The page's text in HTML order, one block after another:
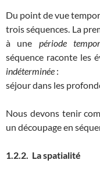
Du point de vue
trois séquences. La
à une période
séquence raconte les
indéterminée :
séjour dans les
Nous devons tenir
un découpage en
1.2.2. La spatialité